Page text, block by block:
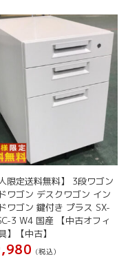
人限定送料無料】 3段ワゴン
ワゴン デスクワゴン イン
ワゴン 鍵付き プラス SX-
3 W4 国産 【中古オフィ
】【中古】
(税込）